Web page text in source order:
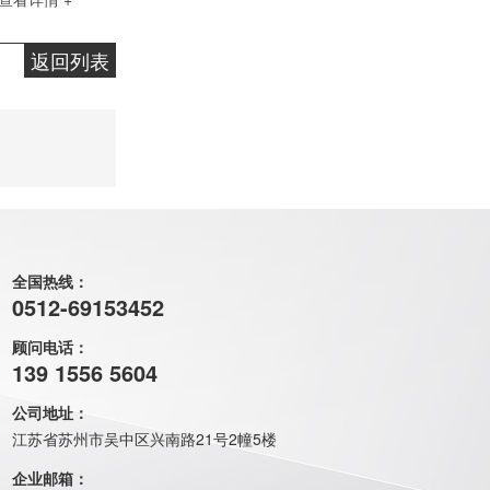
返回列表
全国热线：
0512-69153452
顾问电话：
139 1556 5604
公司地址：
江苏省苏州市吴中区兴南路21号2幢5楼
企业邮箱：